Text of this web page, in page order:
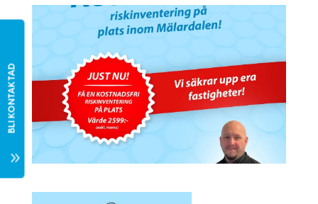
7
BLI KONTAKTAD